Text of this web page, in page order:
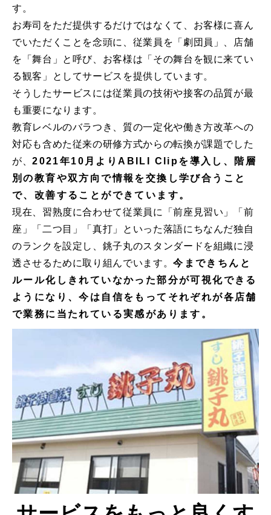
す。
お寿司をただ提供するだけではなくて、お客様に喜ん
でいただくことを念頭に、従業員を「劇団員」、店舗
を「舞台」と呼び、お客様は「その舞台を観に来てい
る観客」としてサービスを提供しています。
そうしたサービスには従業員の技術や接客の品質が最
も重要になります。
教育レベルのバラつき、質の一定化や働き方改革への
対応も含めた従来の研修方式からの転換が課題でした
が、2021年10月よりABILI Clipを導入し、階層
別の教育や双方向で情報を交換し学び合うこと
で、改善することができています。
現在、習熟度に合わせて従業員に「前座見習い」「前
座」「二つ目」「真打」といった落語にちなんだ独自
のランクを設定し、銚子丸のスタンダードを組織に浸
透させるために取り組んでいます。今まできちんと
ルール化しきれていなかった部分が可視化できる
ようになり、今は自信をもってそれぞれが各店舗
で業務に当たれている実感があります。